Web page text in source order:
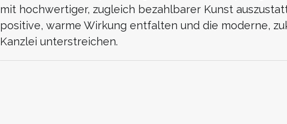
mit hochwertiger, zugleich bezahlbarer Kunst
positive, warme Wirkung entfalten und die moderne,
Kanzlei unterstreichen.